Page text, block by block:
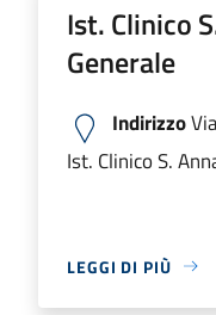
Ist. Clinico
Generale
Indirizzo
Ist. Clinico S.
LEGGI DI PIÙ